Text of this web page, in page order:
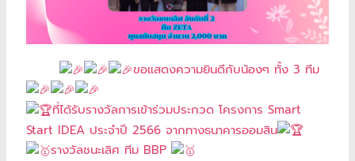
ขอแสดงความยินดีกับน้องๆ ทั้ง 3 ทีม
ที่ได้รับรางวัลการเข้าร่วมประกวด โครงการ Smart
Start IDEA ประจำปี 2566 จากทางธนาคารออมสิน
รางวัลชนะเลิศ ทีม BBP